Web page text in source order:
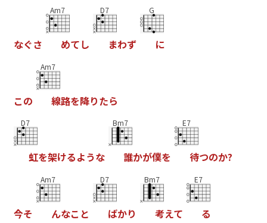
なぐさ
Am7
めてし
D7
まわず
G
に
この
Am7
線路を降りたら
D7
虹を架けるような
Bm7
誰かが僕を
E7
待つのか?
今そ
Am7
んなこ と
D7
ばかり
Bm7
考えて
E7
る